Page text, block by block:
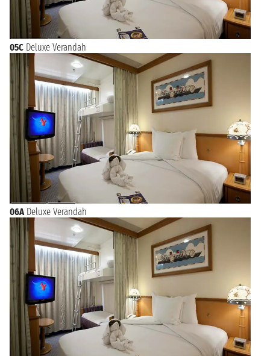
05C Deluxe Verandah
06A Deluxe Verandah